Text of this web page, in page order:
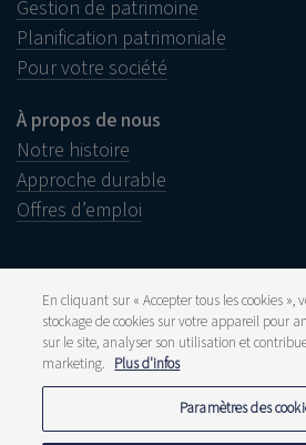
Gestion de patrimoine
Planification patrimoniale
Pour votre société
À propos de nous
Notre histoire
Approche durable
Offres d’emploi
Informations juridiques
Disclaimer
Plainte
Lanceurs d’alerte
En cliquant sur « Accepter tous les cookies »,
stockage de cookies sur votre appareil pour
sur le site, analyser son utilisation et
marketing. Plus d'infos
Paramètres des